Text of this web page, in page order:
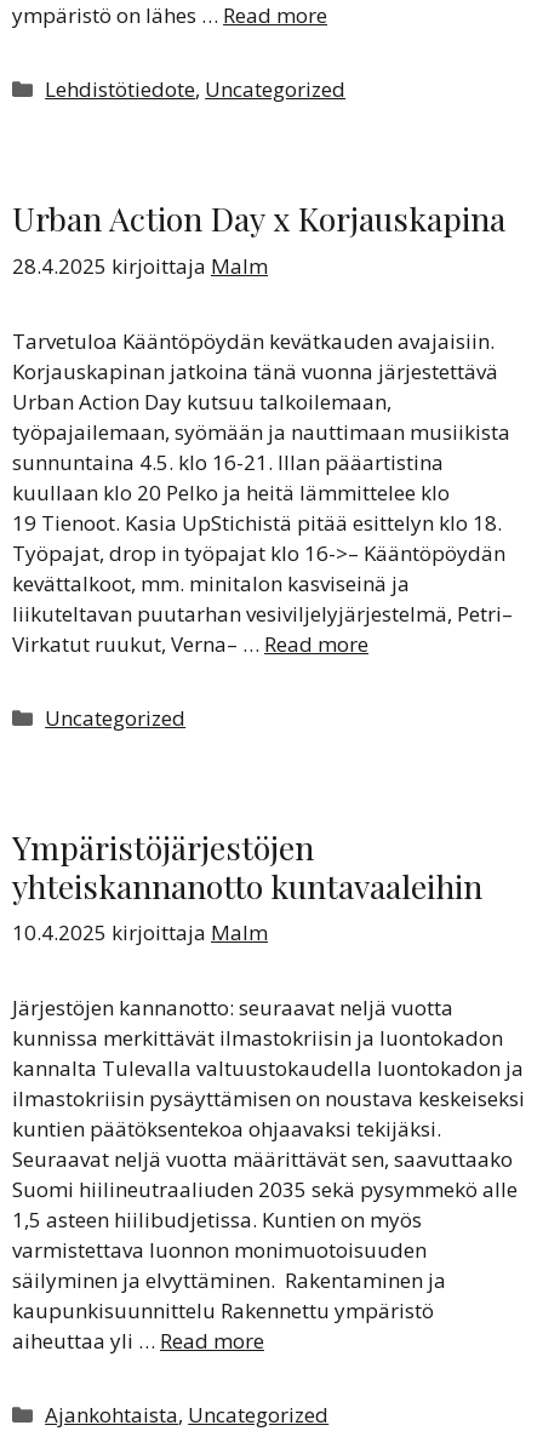
ympäristö on lähes … Read more
Kategoriat
Lehdistötiedote, Uncategorized
Urban Action Day x Korjauskapina
28.4.2025 kirjoittaja Malm
Tarvetuloa Kääntöpöydän kevätkauden avajaisiin.
Korjauskapinan jatkoina tänä vuonna järjestettävä
Urban Action Day kutsuu talkoilemaan,
työpajailemaan, syömään ja nauttimaan musiikista
sunnuntaina 4.5. klo 16-21. Illan pääartistina
kuullaan klo 20 Pelko ja heitä lämmittelee klo
19 Tienoot. Kasia UpStichistä pitää esittelyn klo 18.
Työpajat, drop in työpajat klo 16->– Kääntöpöydän
kevättalkoot, mm. minitalon kasviseinä ja
liikuteltavan puutarhan vesiviljelyjärjestelmä, Petri–
Virkatut ruukut, Verna– … Read more
Kategoriat
Uncategorized
Ympäristöjärjestöjen
yhteiskannanotto kuntavaaleihin
10.4.2025 kirjoittaja Malm
Järjestöjen kannanotto: seuraavat neljä vuotta
kunnissa merkittävät ilmastokriisin ja luontokadon
kannalta Tulevalla valtuustokaudella luontokadon ja
ilmastokriisin pysäyttämisen on noustava keskeiseksi
kuntien päätöksentekoa ohjaavaksi tekijäksi.
Seuraavat neljä vuotta määrittävät sen, saavuttaako
Suomi hiilineutraaliuden 2035 sekä pysymmekö alle
1,5 asteen hiilibudjetissa. Kuntien on myös
varmistettava luonnon monimuotoisuuden
säilyminen ja elvyttäminen. Rakentaminen ja
kaupunkisuunnittelu Rakennettu ympäristö
aiheuttaa yli … Read more
Kategoriat
Ajankohtaista, Uncategorized